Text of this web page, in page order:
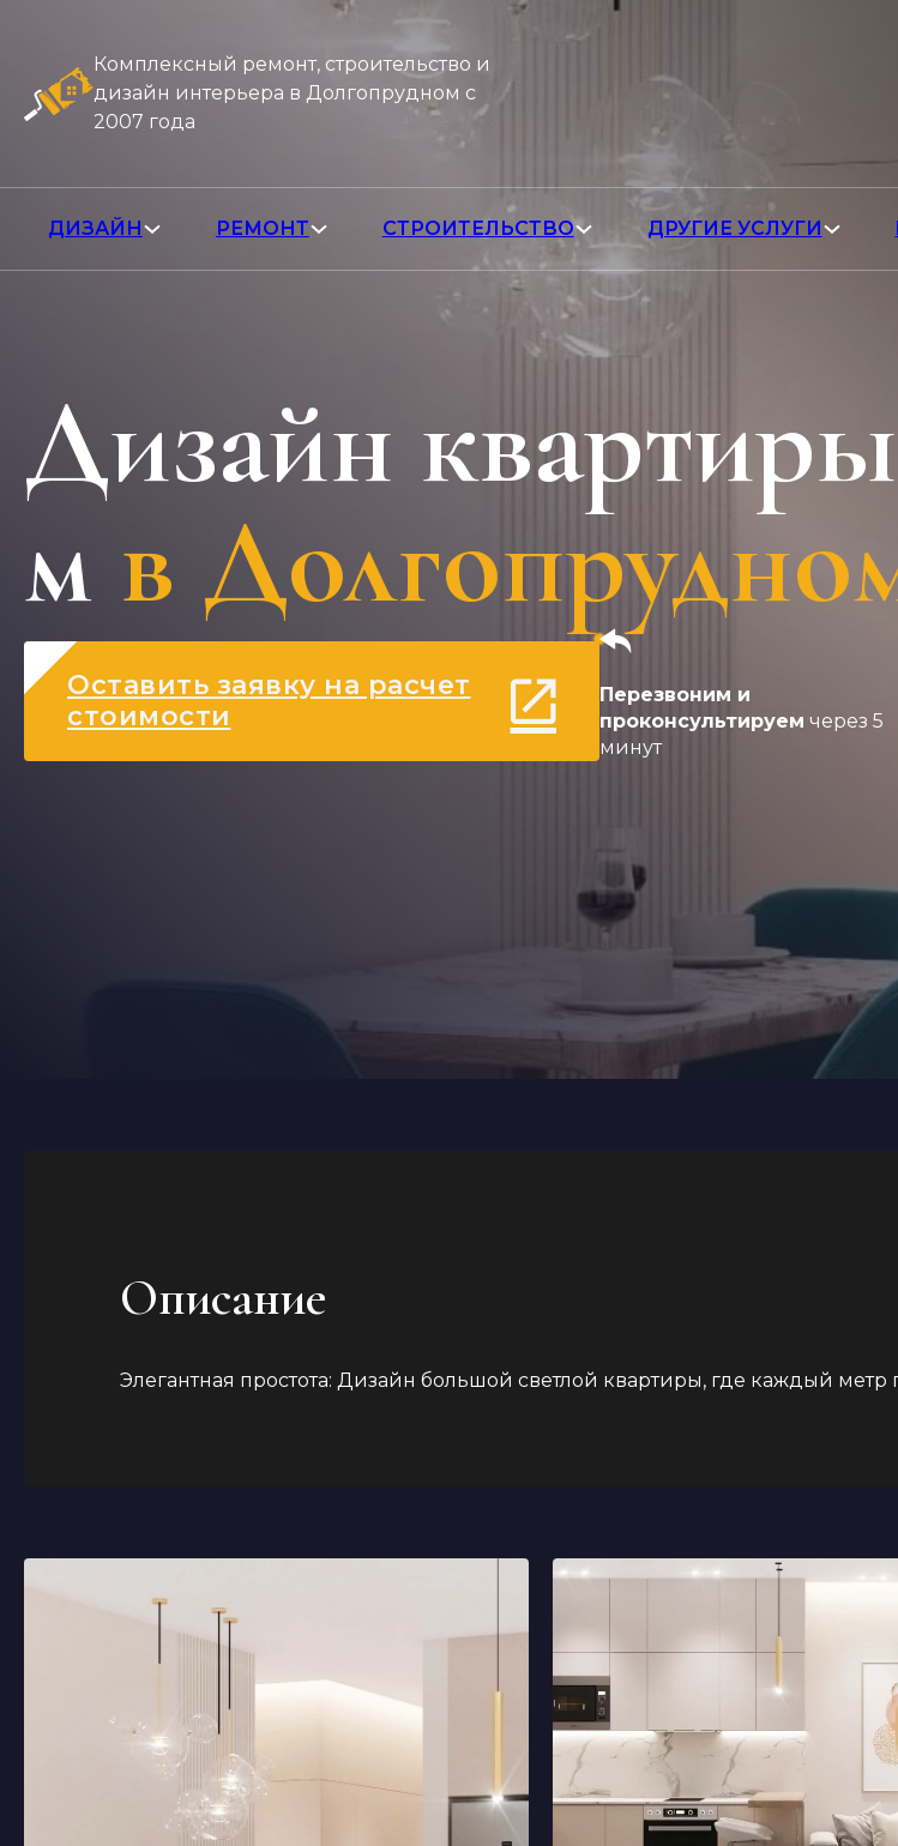
Комплексный ремонт, строительство и
дизайн интерьера в Долгопрудном с
2007 года
ДИЗАЙН РЕМОНТ СТРОИТЕЛЬСТВО ДРУГИЕ УСЛУГИ
Дизайн
м в
Оставить заявку на расчет
стоимости
Перезвоним и
проконсультируем через 5
минут
Описание
Элегантная простота: Дизайн большой светлой квартиры, где каждый